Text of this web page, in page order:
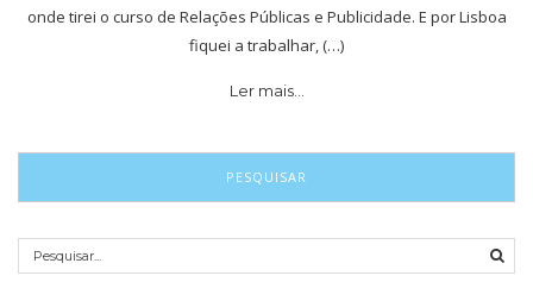
onde tirei o curso de Relações Públicas e Publicidade. E por Lisboa
fiquei a trabalhar, (…)
Ler mais…
PESQUISAR